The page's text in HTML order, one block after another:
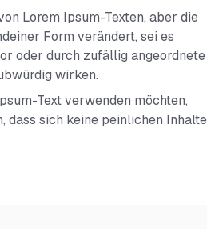
Lorem Ipsum-Texten, aber die
Form verändert, sei es
oder durch zufällig angeordnete
wirken.
Text verwenden möchten,
dass sich keine peinlichen Inhalte